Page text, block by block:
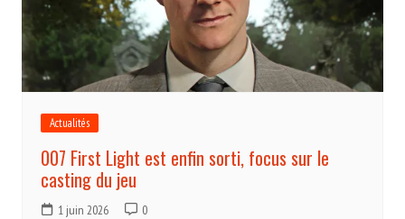
Actualités
007 First Light est enfin sorti, focus sur le
casting du jeu
1 juin 2026 0